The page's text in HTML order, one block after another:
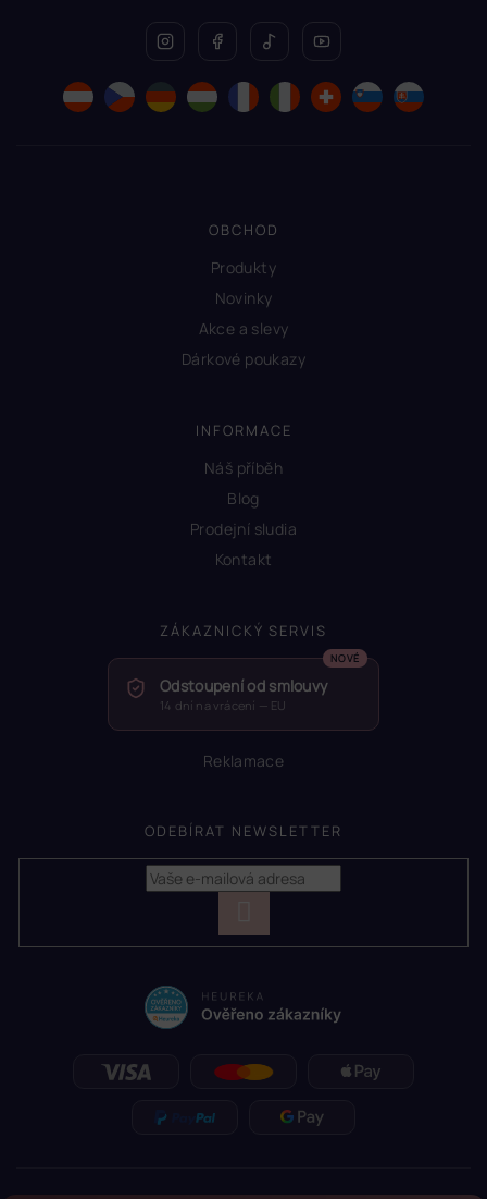
OBCHOD
Produkty
Novinky
Akce a slevy
Dárkové poukazy
INFORMACE
Náš příběh
Blog
Prodejní sludia
Kontakt
ZÁKAZNICKÝ SERVIS
Odstoupení od smlouvy
14 dní na vrácení — EU
Reklamace
ODEBÍRAT NEWSLETTER
SE